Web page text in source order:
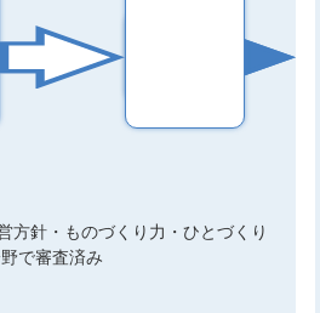
方針・ものづくり力・ひとづくり
で審査済み